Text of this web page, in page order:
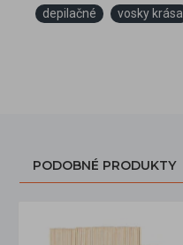
depilačné
vosky krása
PODOBNÉ PRODUKTY